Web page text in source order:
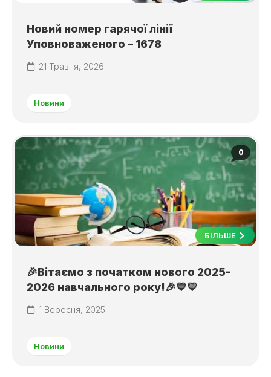
Новий номер гарячої лінії
Уповноваженого – 1678
21 Травня, 2026
Новини
0
БІЛЬШЕ
🎉Вітаємо з початком нового 2025-
2026 навчального року!🎉💙💛
1 Вересня, 2025
Новини